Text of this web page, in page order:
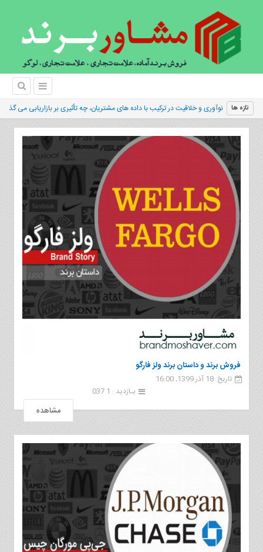
تازه ها نوآوری و خلاقیت در ترکیب با داده های مشتریان، چه تأثیری بر بازاریابی می
فروش برند و داستان برند ولز فارگو
تاریخ :18 آذر 1399, 16:00
بـازدید : 1 037
مشاهده